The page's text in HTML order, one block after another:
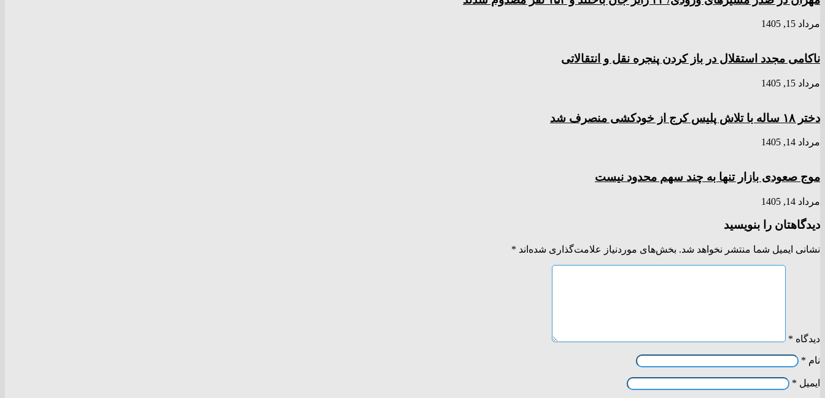
مرداد 15, 1405
ناکامی مجدد استقلال در باز کردن پنجره نقل و انتقالاتی
مرداد 15, 1405
دختر ‌۱۸‌ ‌ساله‌ با تلاش پلیس کرج از خودکشی منصرف شد
مرداد 14, 1405
موج صعودی بازار تنها به چند سهم محدود نیست
مرداد 14, 1405
دیدگاهتان را بنویسید
نشانی ایمیل شما منتشر نخواهد شد. بخش‌های موردنیاز علامت‌گذاری شده‌اند *
دیدگاه *
نام *
ایمیل *